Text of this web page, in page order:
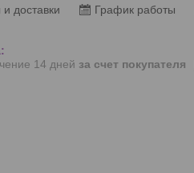
доставки График работы
14 дней за счет покупателя